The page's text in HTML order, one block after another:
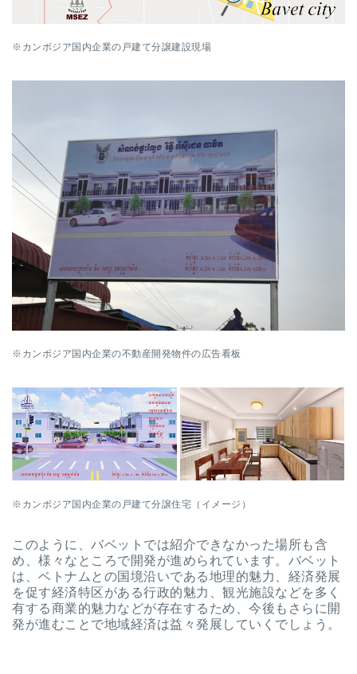
※カンボジア国内企業の戸建て分譲建設現場
※ カンボジア国内企業の不動産開発物件の広告看板
※ カンボジア国内企業の戸建て分譲住宅（イメージ）
このように、バベットでは紹介できなかった場所も含
め、様々なところで開発が進められています。バベット
は、ベトナムとの国境沿いである地理的魅力、経済発展
を促す経済特区がある行政的魅力、観光施設などを多く
有する商業的魅力などが存在するため、今後もさらに開
発が進むことで地域経済は益々発展していくでしょう。